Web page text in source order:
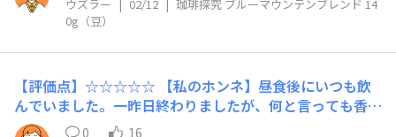
ウズラー 02/12
珈琲探究 ブルーマウンテンブレンド 14
0g（豆）
【評価点】☆☆☆☆☆ 【私のホンネ】昼食後にいつも飲
んでいました。一昨日終わりましたが、何と言っても香り
の麗しさ！苦味も少なめで程よく、酸味もスッキリでし
0 16